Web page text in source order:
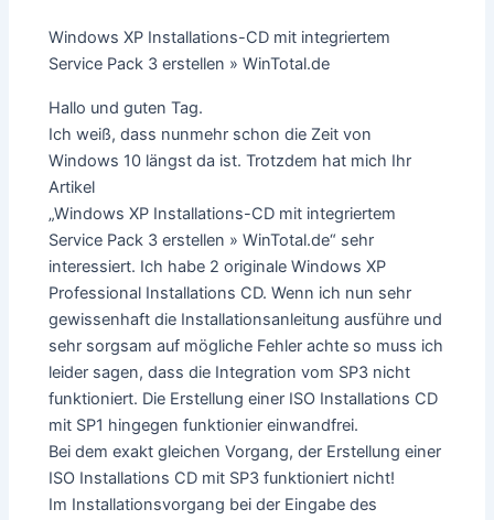
Windows XP Installations-CD mit integriertem
Service Pack 3 erstellen » WinTotal.de
Hallo und guten Tag.
Ich weiß, dass nunmehr schon die Zeit von
Windows 10 längst da ist. Trotzdem hat mich Ihr
Artikel
„Windows XP Installations-CD mit integriertem
Service Pack 3 erstellen » WinTotal.de“ sehr
interessiert. Ich habe 2 originale Windows XP
Professional Installations CD. Wenn ich nun sehr
gewissenhaft die Installationsanleitung ausführe und
sehr sorgsam auf mögliche Fehler achte so muss ich
leider sagen, dass die Integration vom SP3 nicht
funktioniert. Die Erstellung einer ISO Installations CD
mit SP1 hingegen funktionier einwandfrei.
Bei dem exakt gleichen Vorgang, der Erstellung einer
ISO Installations CD mit SP3 funktioniert nicht!
Im Installationsvorgang bei der Eingabe des